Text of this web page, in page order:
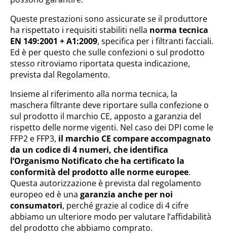
Queste prestazioni sono assicurate se il produttore
ha rispettato i requisiti stabiliti nella norma tecnica
EN 149:2001 + A1:2009, specifica per i filtranti facciali.
Ed è per questo che sulle confezioni o sul prodotto
stesso ritroviamo riportata questa indicazione,
prevista dal Regolamento.
Insieme al riferimento alla norma tecnica, la
maschera filtrante deve riportare sulla confezione o
sul prodotto il marchio CE, apposto a garanzia del
rispetto delle norme vigenti. Nel caso dei DPI come le
FFP2 e FFP3, il marchio CE compare accompagnato
da un codice di 4 numeri, che identifica
l’Organismo Notificato che ha certificato la
conformità del prodotto alle norme europee.
Questa autorizzazione è prevista dal regolamento
europeo ed è una garanzia anche per noi
consumatori, perché grazie al codice di 4 cifre
abbiamo un ulteriore modo per valutare l’affidabilità
del prodotto che abbiamo comprato.